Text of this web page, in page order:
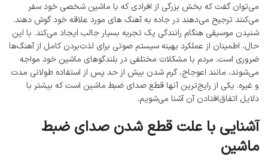
می‌توان گفت که بخش بزرگی از افرادی که با ماشین شخصی خود سفر
می‌کنند ترجیح می‌دهند در جاده به آهنگ های مورد علاقه خود گوش دهند.
شنیدن موسیقی هنگام رانندگی یک تجربه بسیار جالب ایجاد می‌کند. با این
حال، اطمینان از عملکرد بهینه سیستم صوتی برای لذت‌بردن کامل از آهنگ‌ها
ضروری است. مردم با مشکلات مختلفی در بلندگوهای ماشین خود مواجه
می‌شوند، مانند اعوجاج، گرم شدن بیش از حد پس از استفاده طولانی مدت
و غیره. یکی از رایج‌ترین آنها قطع صدای ضبط ماشین است که بیشتر با
دلایل اتفاق‌افتادن آن آشنا می‌شویم.
آشنایی با علت قطع شدن صدای ضبط
ماشین